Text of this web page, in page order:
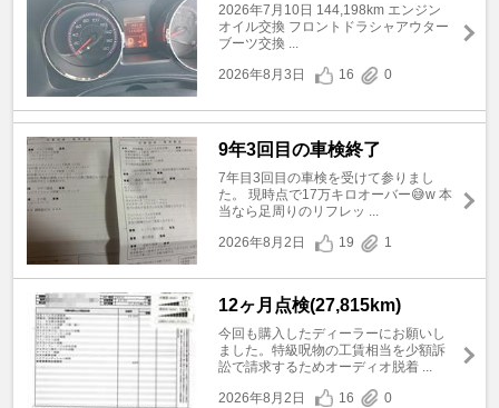
2026年7月10日 144,198km エンジン
オイル交換 フロントドラシャアウター
ブーツ交換 ...
2026年8月3日
16 0
9年3回目の車検終了
7年目3回目の車検を受けて参りまし
た。 現時点で17万キロオーバー😅w 本
当なら足周りのリフレッ ...
2026年8月2日
19 1
12ヶ月点検(27,815km)
今回も購入したディーラーにお願いし
ました。特級呪物の工賃相当を少額訴
訟で請求するためオーディオ脱着 ...
2026年8月2日
16 0